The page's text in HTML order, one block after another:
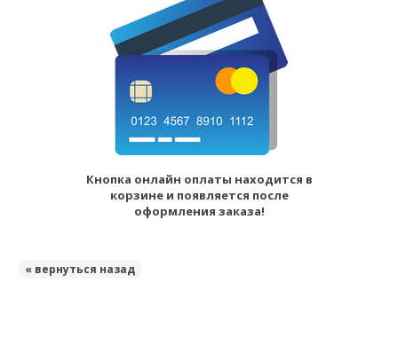
Кнопка онлайн оплаты находится в
корзине и появляется после
оформления заказа!
« вернуться назад